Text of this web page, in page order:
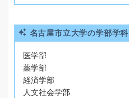
名古屋市立大学の学部学科
医学部
薬学部
経済学部
人文社会学部